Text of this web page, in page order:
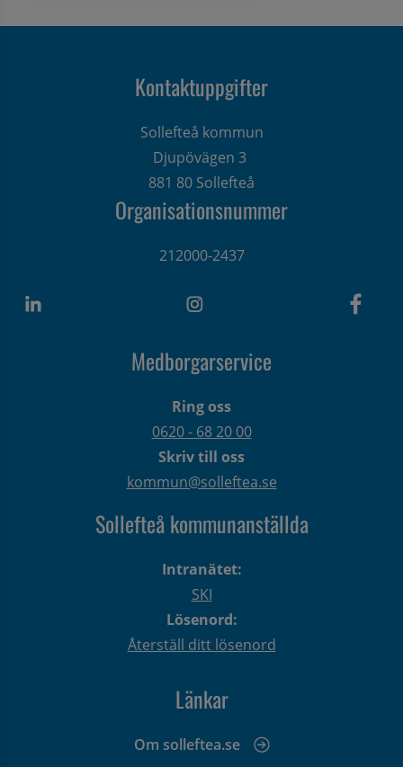
Kontaktuppgifter
Sollefteå kommun
Djupövägen 3
881 80 Sollefteå
Organisationsnummer
212000-2437
Medborgarservice
Ring oss
0620 - 68 20 00
Skriv till oss
kommun@solleftea.se
Sollefteå kommunanställda
Intranätet:
SKI
Lösenord:
Återställ ditt lösenord
Länkar
Om solleftea.se